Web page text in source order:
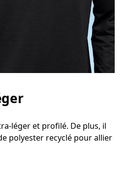
léger et profilé. De plus, il
polyester recyclé pour allier